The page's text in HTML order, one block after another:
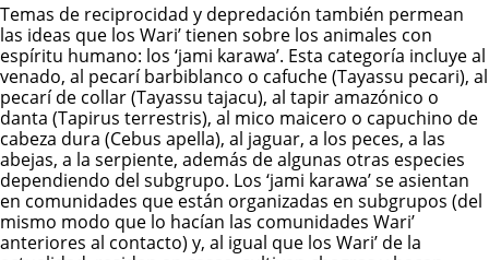
Temas de reciprocidad y depredación también permean
las ideas que los Wari’ tienen sobre los animales con
espíritu humano: los ‘jami karawa’. Esta categoría incluye al
venado, al pecarí barbiblanco o cafuche (Tayassu pecari), al
pecarí de collar (Tayassu tajacu), al tapir amazónico o
danta (Tapirus terrestris), al mico maicero o capuchino de
cabeza dura (Cebus apella), al jaguar, a los peces, a las
abejas, a la serpiente, además de algunas otras especies
dependiendo del subgrupo. Los ‘jami karawa’ se asientan
en comunidades que están organizadas en subgrupos (del
mismo modo que lo hacían las comunidades Wari’
anteriores al contacto) y, al igual que los Wari’ de la